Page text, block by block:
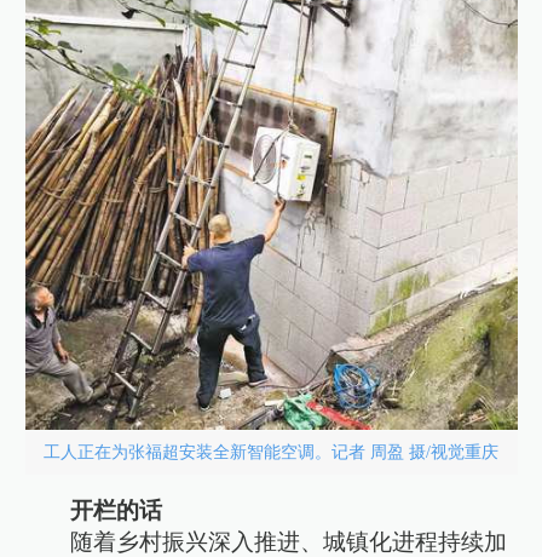
工人正在为张福超安装全新智能空调。记者 周盈 摄/视觉重庆
开栏的话
随着乡村振兴深入推进、城镇化进程持续加